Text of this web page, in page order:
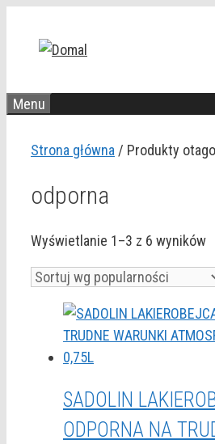
Menu
Strona główna / Produkty
odporna
Wyświetlanie 1–3 z 6 wyników
SADOLIN
ODPORNA NA